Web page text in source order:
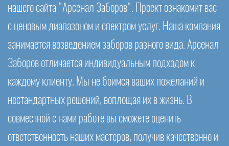
нашего сайта "Арсенал Заборов". Проект ознакомит вас
с ценовым диапазоном и спектром услуг. Наша компания
занимается возведением заборов разного вида. Арсенал
Заборов отличается индивидуальным подходом к
каждому клиенту. Мы не боимся ваших пожеланий и
нестандартных решений, воплощая их в жизнь. В
совместной с нами работе вы сможете оценить
ответственность наших мастеров, получив качественно и